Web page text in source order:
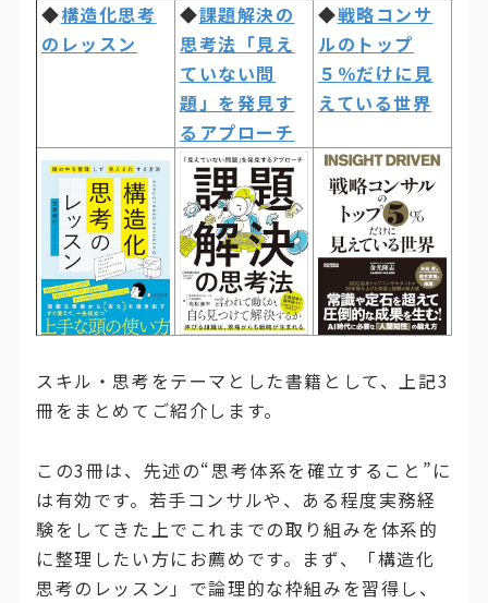
◆構造化思考
のレッスン
◆課題解決の
思考法「見え
ていない問
題」を発見す
るアプローチ
◆戦略コンサ
ルのトップ
５％だけに見
えている世界
スキル・思考をテーマとした書籍として、上記3
冊をまとめてご紹介します。
この3冊は、先述の“思考体系を確立すること”に
は有効です。若手コンサルや、ある程度実務経
験をしてきた上でこれまでの取り組みを体系的
に整理したい方にお薦めです。まず、「構造化
思考のレッスン」で論理的な枠組みを習得し、